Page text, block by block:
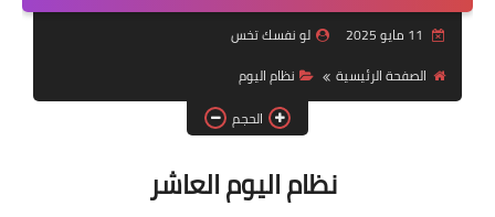
أنظمة شهر رمضان
وصفات الطعام
Diet plan
تعليمات النظام
لو نفسك تخس
الصفحة الرئيسية
نظام اليوم
الحجم
نظام اليوم العاشر